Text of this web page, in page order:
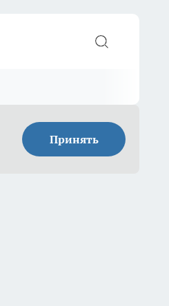
Принять